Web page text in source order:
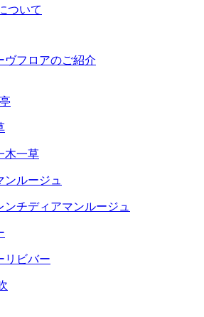
ついて
ヴフロアのご紹介
木一草
ンチディアマンルージュ
リビバー